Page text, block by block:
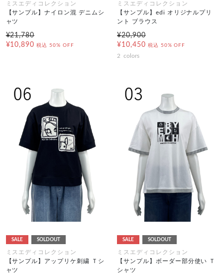
ミスエディコレクション
【サンプル】ナイロン混 デニムシ
ャツ
¥21,780
¥10,890 税込 50% OFF
ミスエディコレクション
【サンプル】edi オリジナルプリ
ント ブラウス
¥20,900
¥10,450 税込 50% OFF
2 colors
SALE SOLDOUT
ミスエディコレクション
【サンプル】アップリケ刺繍 Ｔシ
ャツ
SALE SOLDOUT
ミスエディコレクション
【サンプル】ボーダー部分使い Ｔ
シャツ